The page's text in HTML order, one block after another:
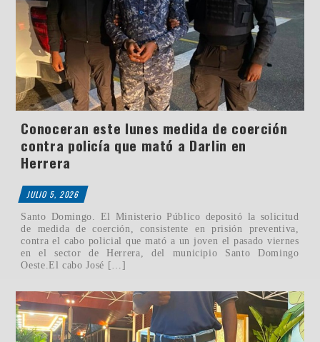
Conoceran este lunes medida de coerción
contra policía que mató a Darlin en
Herrera
JULIO 5, 2026
Santo Domingo. El Ministerio Público depositó la solicitud
de medida de coerción, consistente en prisión preventiva,
contra el cabo policial que mató a un joven el pasado viernes
en el sector de Herrera, del municipio Santo Domingo
Oeste.El cabo José […]